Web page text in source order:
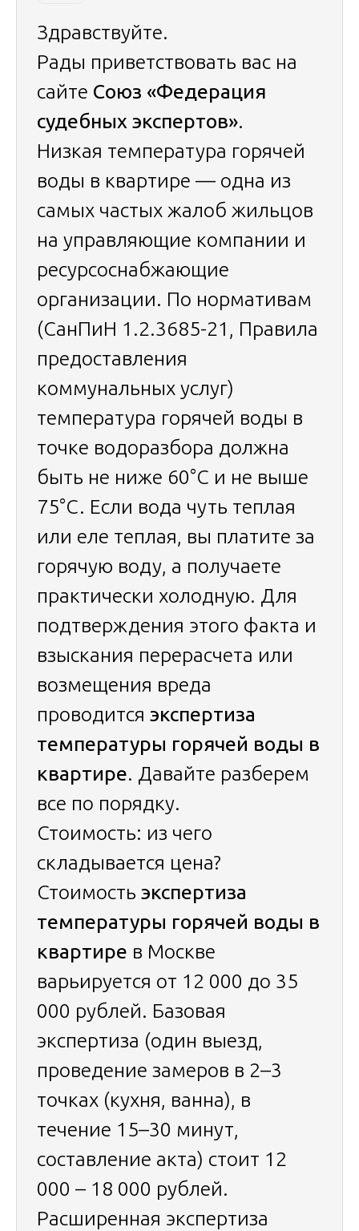
Здравствуйте.
Рады приветствовать вас на
сайте Союз «Федерация
судебных экспертов».
Низкая температура горячей
воды в квартире — одна из
самых частых жалоб жильцов
на управляющие компании и
ресурсоснабжающие
организации. По нормативам
(СанПиН 1.2.3685-21, Правила
предоставления
коммунальных услуг)
температура горячей воды в
точке водоразбора должна
быть не ниже 60°C и не выше
75°C. Если вода чуть теплая
или еле теплая, вы платите за
горячую воду, а получаете
практически холодную. Для
подтверждения этого факта и
взыскания перерасчета или
возмещения вреда
проводится экспертиза
температуры горячей воды в
квартире. Давайте разберем
все по порядку.
Стоимость: из чего
складывается цена?
Стоимость экспертиза
температуры горячей воды в
квартире в Москве
варьируется от 12 000 до 35
000 рублей. Базовая
экспертиза (один выезд,
проведение замеров в 2–3
точках (кухня, ванна), в
течение 15–30 минут,
составление акта) стоит 12
000 – 18 000 рублей.
Расширенная экспертиза